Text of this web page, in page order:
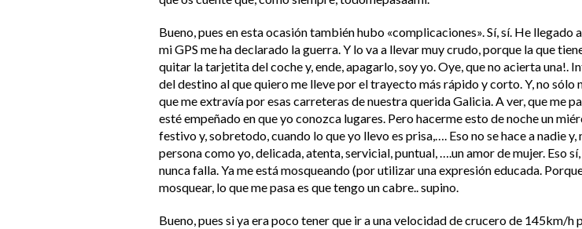
Bueno, pues en esta ocasión también hubo «complicaciones». Sí, sí. He llegado
mi GPS me ha declarado la guerra. Y lo va a llevar muy crudo, porque la que
quitar la tarjetita del coche y, ende, apagarlo, soy yo. Oye, que no acierta una!.
del destino al que quiero me lleve por el trayecto más rápido y corto. Y, no sólo
que me extravía por esas carreteras de nuestra querida Galicia. A ver, que me
esté empeñado en que yo conozca lugares. Pero hacerme esto de noche un
festivo y, sobretodo, cuando lo que yo llevo es prisa,…. Eso no se hace a nadie y,
persona como yo, delicada, atenta, servicial, puntual, ….un amor de mujer. Eso
nunca falla. Ya me está mosqueando (por utilizar una expresión educada.
mosquear, lo que me pasa es que tengo un cabre.. supino.
Bueno, pues si ya era poco tener que ir a una velocidad de crucero de 145km/h